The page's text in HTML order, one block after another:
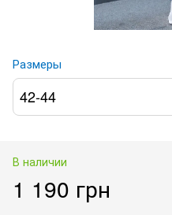
Размеры
42-44
В наличии
1 190 грн